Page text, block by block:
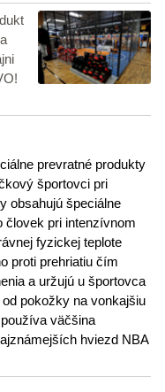
prevratné produkty
športovci pri
obsahujú špeciálne
človek pri intenzívnom
fyzickej teplote
proti prehriatiu čím
a uržujú u športovca
pokožky na vonkajšiu
väčšina
hviezd NBA